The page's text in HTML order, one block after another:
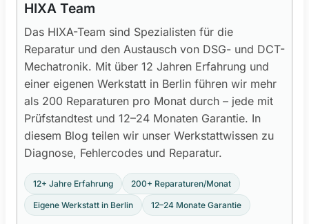
HIXA Team
Das HIXA-Team sind Spezialisten für die
Reparatur und den Austausch von DSG- und DCT-
Mechatronik. Mit über 12 Jahren Erfahrung und
einer eigenen Werkstatt in Berlin führen wir mehr
als 200 Reparaturen pro Monat durch – jede mit
Prüfstandtest und 12–24 Monaten Garantie. In
diesem Blog teilen wir unser Werkstattwissen zu
Diagnose, Fehlercodes und Reparatur.
12+ Jahre Erfahrung 200+ Reparaturen/Monat
Eigene Werkstatt in Berlin 12–24 Monate Garantie